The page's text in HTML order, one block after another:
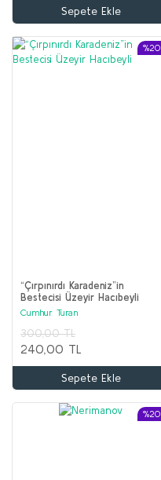
Sepete Ekle
%20
“Çırpınırdı Karadeniz”in
Bestecisi Üzeyir Hacıbeyli
Cumhur Turan
300,00 TL
240,00 TL
Sepete Ekle
%20